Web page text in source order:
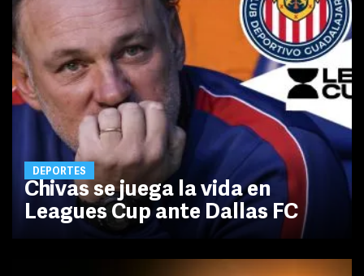
DEPORTES
Chivas se juega la vida en
Leagues Cup ante Dallas FC